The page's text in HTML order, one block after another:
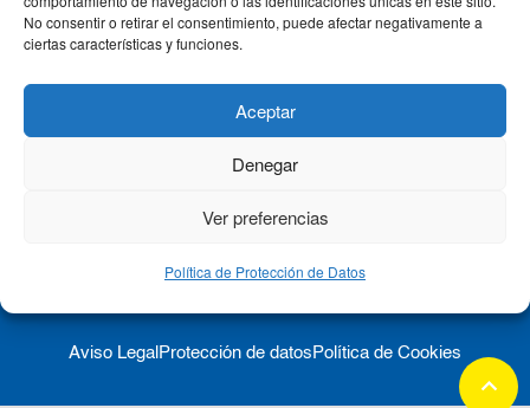
No consentir o retirar el consentimiento, puede afectar negativamente a
ciertas características y funciones.
Aceptar
Denegar
Ver preferencias
Política de Protección de Datos
keyboard_arrow_up
QUIÉNES SOMOS
Aviso Legal Protección de datos Política de Cookies